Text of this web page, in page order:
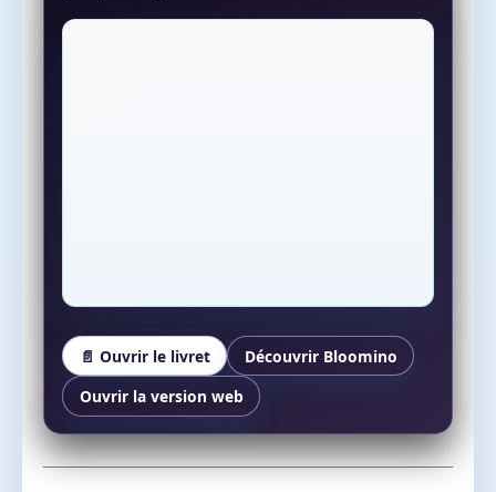
📄 Ouvrir le livret
Découvrir Bloomino
Ouvrir la version web